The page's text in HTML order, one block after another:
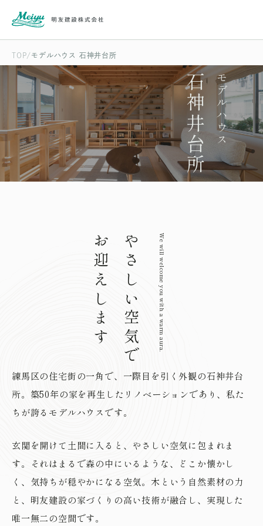
TOP モデルハウス 石神井台所
モデルハウス
石神井台所
練馬区の住宅街の一角で、一際目を引く外観の石神井台
所。築50年の家を再生したリノベーションであり、私た
ちが誇るモデルハウスです。
玄関を開けて土間に入ると、やさしい空気に包まれま
す。それはまるで森の中にいるような、どこか懐かし
く、気持ちが穏やかになる空気。木という自然素材の力
と、明友建設の家づくりの高い技術が融合し、実現した
唯一無二の空間です。
We will welcome you with a warm aura.
やさしい空気で
お迎えします